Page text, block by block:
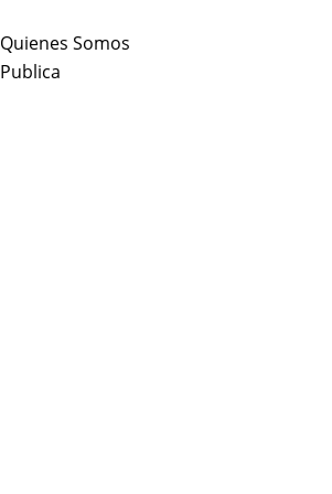
to
content
Quienes Somos
Publica